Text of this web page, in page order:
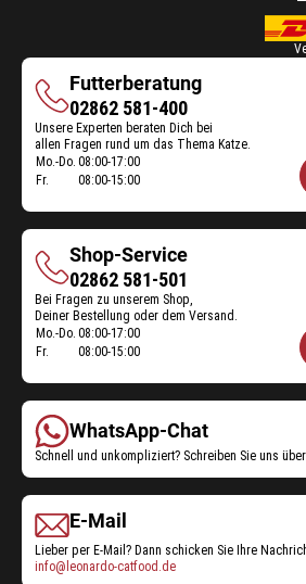
Futterberatung
Futterberatung
02862 581-400
Unsere Experten beraten Dich bei
allen Fragen rund um das Thema Katze.
Öffnungszeiten
Mo.-Do. 08:00-17:00
Fr.
08:00-15:00
Shop-Service
Shop-
Service
02862 581-501
Bei Fragen zu unserem Shop,
Deiner Bestellung oder dem Versand.
Öffnungszeiten
Mo.-Do. 08:00-17:00
Fr.
08:00-15:00
WhatsApp-Chat
Schnell und unkompliziert? Schreiben Sie uns über
E-Mail
Lieber per E-Mail? Dann schicken Sie Ihre
info@leonardo-catfood.de